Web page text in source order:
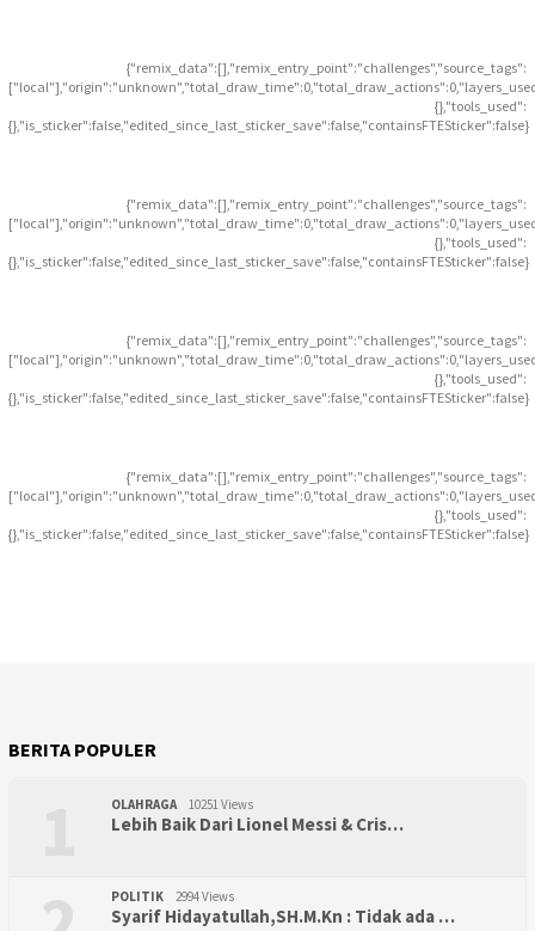
{"remix_data":[],"remix_entry_point":"challenges","source_tags":
{},"tools_used":
{},"is_sticker":false,"edited_since_last_sticker_save":false,"containsFTESticker":false}
{"remix_data":[],"remix_entry_point":"challenges","source_tags":
{},"tools_used":
{},"is_sticker":false,"edited_since_last_sticker_save":false,"containsFTESticker":false}
{"remix_data":[],"remix_entry_point":"challenges","source_tags":
{},"tools_used":
{},"is_sticker":false,"edited_since_last_sticker_save":false,"containsFTESticker":false}
{"remix_data":[],"remix_entry_point":"challenges","source_tags":
{},"tools_used":
{},"is_sticker":false,"edited_since_last_sticker_save":false,"containsFTESticker":false}
BERITA POPULER
OLAHRAGA 10251 Views
Lebih Baik Dari Lionel Messi & Cris…
POLITIK 2994 Views
Syarif Hidayatullah,SH.M.Kn : Tidak ada …